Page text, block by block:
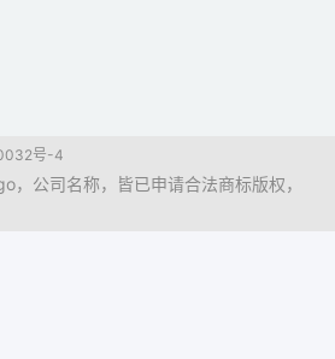
号-4
，公司名称，皆已申请合法商标版权，